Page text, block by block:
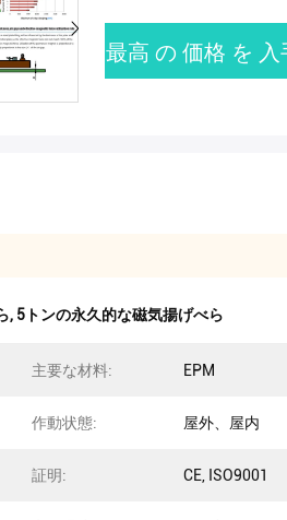
最高 の 価格 を 入
, 5トンの永久的な磁気揚げべら
主要な材料: EPM
作動状態: 屋外、屋内
証明: CE, ISO9001